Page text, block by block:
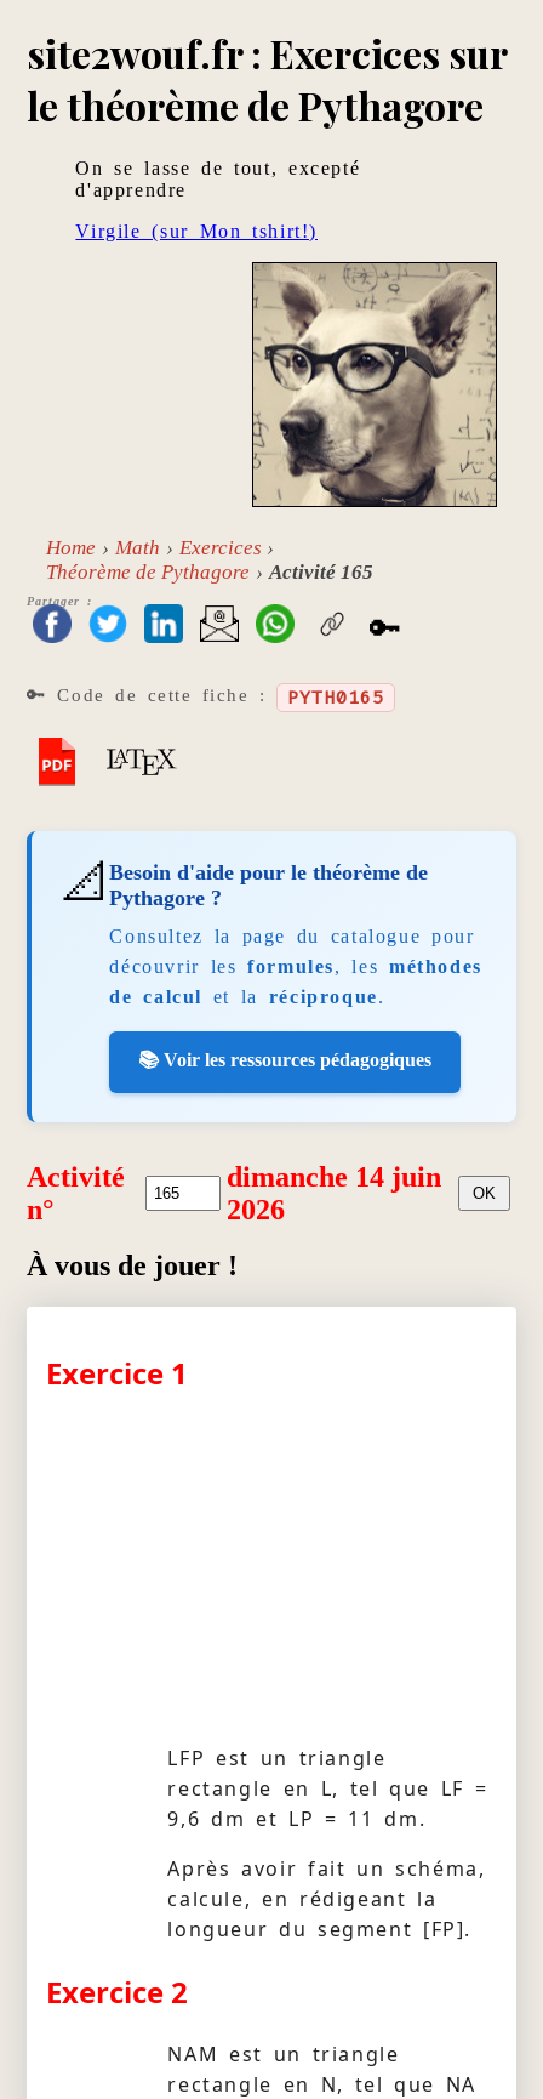
site2wouf.fr : Exercices sur
le théorème de Pythagore
On se lasse de tout, excepté
d'apprendre
Virgile (sur Mon tshirt!)
Home Math
Exercices
Théorème de Pythagore
Activité 165
Partager :
🔑
🔑 Code de cette fiche : PYTH0165
📐Besoin d'aide pour le théorème de
Pythagore ?
Consultez la page du catalogue pour
découvrir lesformules, lesméthodes
de calcul
et la réciproque.
📚 Voir les ressources pédagogiques
Activité
n°
dimanche 14 juin
2026
À vous de jouer !
Exercice 1
LFP est un triangle
rectangle en L, tel que LF =
9,6 dm et LP = 11 dm.
Après avoir fait un schéma,
calcule, en rédigeant la
longueur du segment [FP].
Exercice 2
NAM est un triangle
rectangle en N, tel que NA